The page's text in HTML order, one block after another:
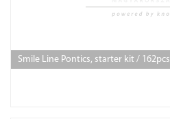
Smile Line Pontics, starter kit / 162pcs